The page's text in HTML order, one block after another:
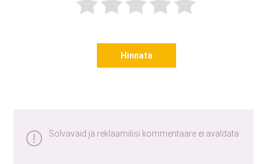
Hinnata
Solvavaid ja reklaamilisi kommentaare ei avaldata